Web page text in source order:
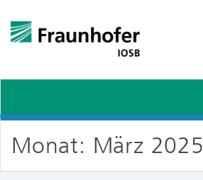
Monat: März 2025